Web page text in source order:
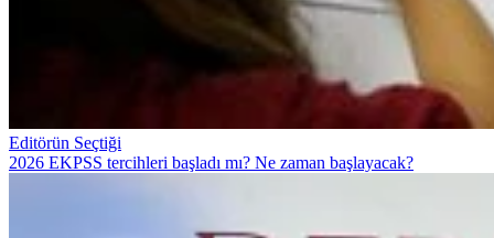
Editörün Seçtiği
2026 EKPSS tercihleri başladı mı? Ne zaman başlayacak?